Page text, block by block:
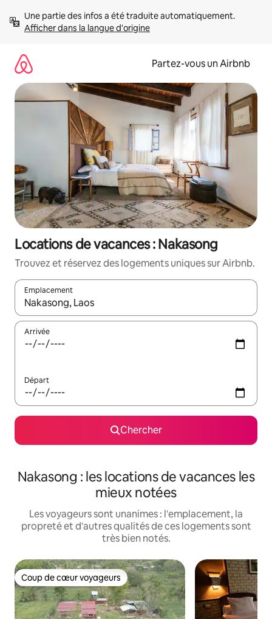
directement
Afficher dans la langue d'origine
Partez-vous un Airbnb
Locations de vacances : Nakasong
Trouvez et réservez des logements uniques sur Airbnb.
Emplacement
Quand les résultats sont affichés, parcourez-les en utilisant
Arrivée
Départ
Chercher
Nakasong : les locations de vacances les
mieux notées
Les voyageurs sont unanimes : l'emplacement, la
propreté et d'autres qualités de ces logements sont
très bien notés.
Coup de cœur voyageurs
Coup de cœur voyageurs